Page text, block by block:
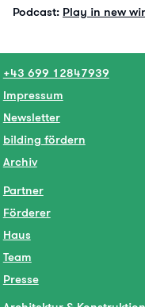
Podcast: Play in new
+43 699 12847939
Impressum
Newsletter
bilding fördern
Archiv
Partner
Förderer
Haus
Team
Presse